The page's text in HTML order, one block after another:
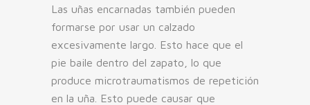
Las uñas encarnadas también pueden
formarse por usar un calzado
excesivamente largo. Esto hace que el
pie baile dentro del zapato, lo que
produce microtraumatismos de repetición
en la uña. Esto puede causar que